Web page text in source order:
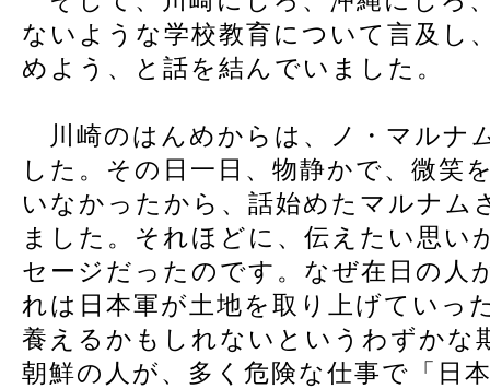
ないような学校教育について言及し
めよう、と話を結んでいました。
川崎のはんめからは、ノ・マルナ
した。その日一日、物静かで、微笑
いなかったから、話始めたマルナム
ました。それほどに、伝えたい思い
セージだったのです。なぜ在日の人
れは日本軍が土地を取り上げていっ
養えるかもしれないというわずかな
朝鮮の人が、多く危険な仕事で「日